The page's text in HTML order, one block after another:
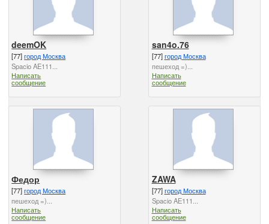
deemOK
[77]город Москва
Spacio AE111...
Написать
сообщение
san4o.76
[77]город Москва
пешеход =)...
Написать
сообщение
Федор
[77]город Москва
пешеход =)...
Написать
сообщение
ZAWA
[77]город Москва
Spacio AE111...
Написать
сообщение